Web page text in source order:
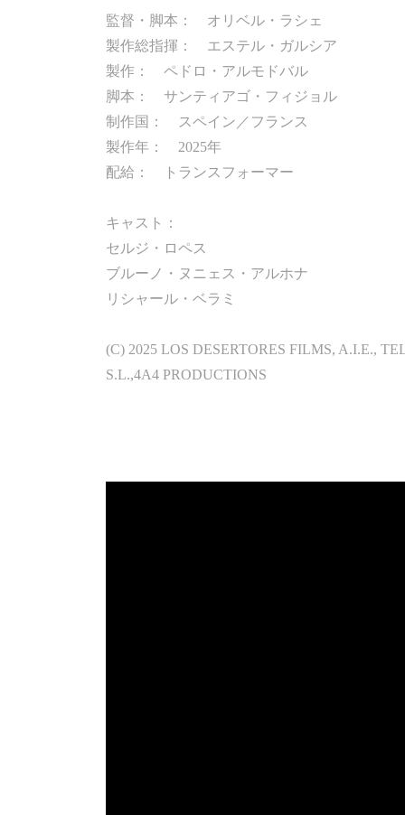
監督・脚本： オリベル・ラシェ
製作総指揮： エステル・ガルシア
製作： ペドロ・アルモドバル
脚本： サンティアゴ・フィジョル
制作国： スペイン／フランス
製作年： 2025年
配給： トランスフォーマー
キャスト：
セルジ・ロペス
ブルーノ・ヌニェス・アルホナ
リシャール・ベラミ
(C) 2025 LOS DESERTORES FILMS, A.I.E.,
S.L.,4A4 PRODUCTIONS